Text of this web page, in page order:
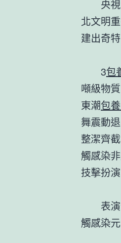
央
北文明
建出奇
3包
噸級物
東潮包
舞震動
整潔齊
觸感染
技擊扮
表
觸感染